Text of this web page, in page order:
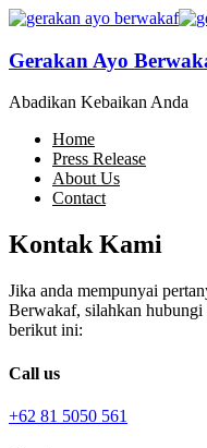
Gerakan Ayo
Abadikan Kebaikan Anda
Home
Press Release
About Us
Contact
Kontak Kami
Jika anda mempunyai
Berwakaf, silahkan hubungi
berikut ini:
Call us
+62 81 5050 561